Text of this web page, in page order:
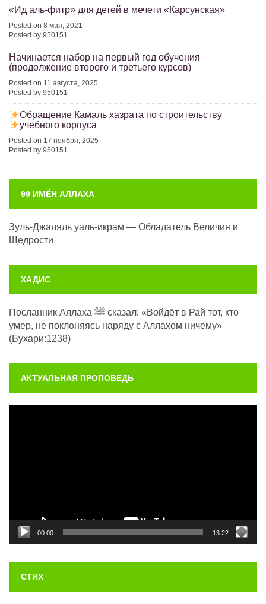
«Ид аль-фитр» для детей в мечети «Карсунская»
Posted on 8 мая, 2021
Posted by 950151
Начинается набор на первый год обучения
(продолжение второго и третьего курсов)
Posted on 11 августа, 2025
Posted by 950151
Обращение Камаль хазрата по строительству
учебного корпуса
Posted on 17 ноября, 2025
Posted by 950151
99 ИМЁН АЛЛАХА
Зуль-Джаляль уаль-икрам — Обладатель Величия и
Щедрости
ХАДИС
Посланник Аллаха ﷺ сказал: «Войдёт в Рай тот, кто
умер, не поклоняясь наряду с Аллахом ничему»
(Бухари:1238)
АКТУАЛЬНАЯ ПРОПОВЕДЬ
00:00 13:22
СТИХ